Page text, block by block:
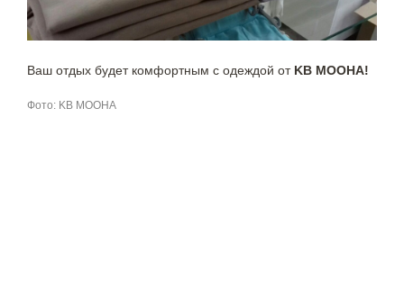
Ваш отдых будет комфортным с одеждой от KB MOOHA!
Фото: KB MOOHA